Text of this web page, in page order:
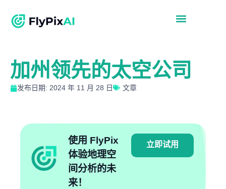
加州领先的太空公司
发布日期: 2024 年 11 月 28 日 文章
使用 FlyPix
体验地理空
间分析的未
来！
立即试用